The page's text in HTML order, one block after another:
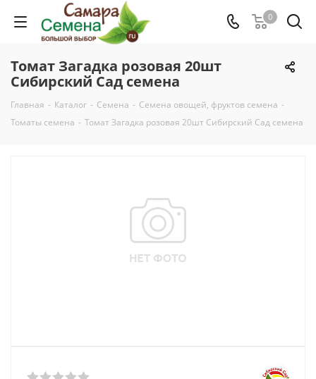
0
Томат Загадка розовая 20шт
Сибирский Сад семена
Главная - Каталог - Семена - Семена овощей, фруктов семена -
Томаты семена - Томат Загадка розовая 20шт Сибирский Сад семена